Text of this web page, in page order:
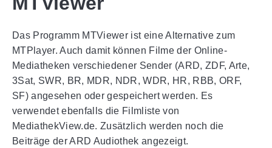
Das Programm MTViewer ist eine Alternative zum
MTPlayer. Auch damit können Filme der Online-
Mediatheken verschiedener Sender (ARD, ZDF, Arte,
3Sat, SWR, BR, MDR, NDR, WDR, HR, RBB, ORF,
SF) angesehen oder gespeichert werden. Es
verwendet ebenfalls die Filmliste von
MediathekView.de. Zusätzlich werden noch die
Beiträge der ARD Audiothek angezeigt.